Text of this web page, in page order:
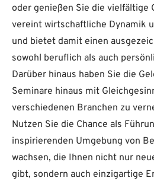
oder genießen Sie die vielfältige
vereint wirtschaftliche Dynamik
und bietet damit einen
sowohl beruflich als auch
Darüber hinaus haben Sie die
Seminare hinaus mit
verschiedenen Branchen zu
Nutzen Sie die Chance als
inspirierenden Umgebung von
wachsen, die Ihnen nicht nur
gibt, sondern auch einzigartige